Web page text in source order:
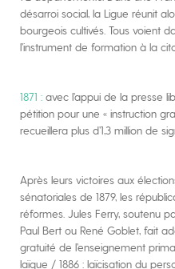
désarroi social, la Ligue réunit
bourgeois cultivés. Tous voient
l’instrument de formation à la
1871 : avec l’appui de la presse
pétition pour une « instruction
recueillera plus d’1,3 million de
Après leurs victoires aux
sénatoriales de 1879, les
réformes. Jules Ferry, soutenu
Paul Bert ou René Goblet, fait
gratuité de l’enseignement
laïque / 1886 : laïcisation du